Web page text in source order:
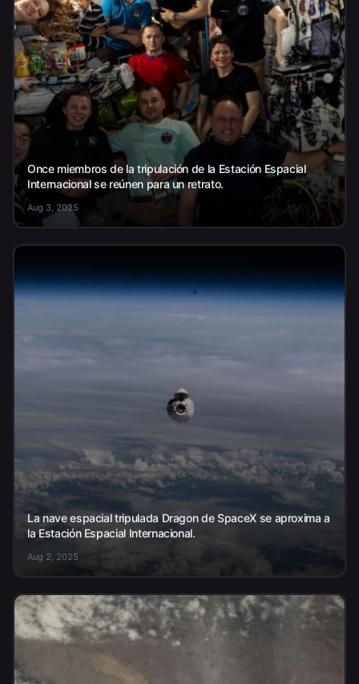
Once miembros de la tripulación de la Estación Espacial
Internacional se reúnen para un retrato.
Aug 3, 2025
La nave espacial tripulada Dragon de SpaceX se aproxima a
la Estación Espacial Internacional.
Aug 2, 2025